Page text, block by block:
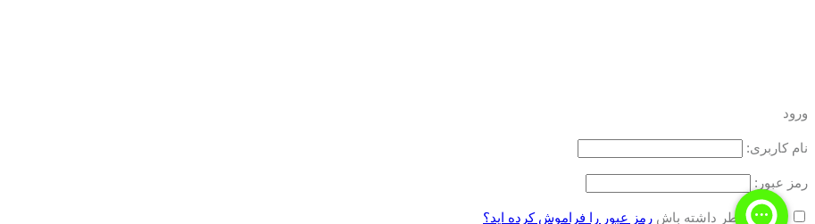
ورود
نام کاربری:
رمز عبور:
مرا به خاطر داشته باش رمز عبور را فراموش کرده اید؟